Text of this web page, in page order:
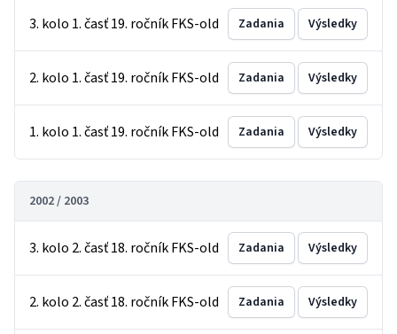
3. kolo 1. časť 19. ročník FKS-old Zadania Výsledky
2. kolo 1. časť 19. ročník FKS-old Zadania Výsledky
1. kolo 1. časť 19. ročník FKS-old Zadania Výsledky
2002 / 2003
3. kolo 2. časť 18. ročník FKS-old Zadania Výsledky
2. kolo 2. časť 18. ročník FKS-old Zadania Výsledky